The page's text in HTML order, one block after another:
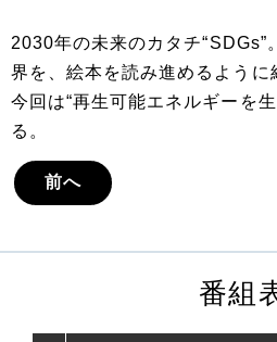
2030年の未来のカタチ“SDGs”
界を、絵本を読み進めるように
今回は“再生可能エネルギーを
る。
前へ
番組